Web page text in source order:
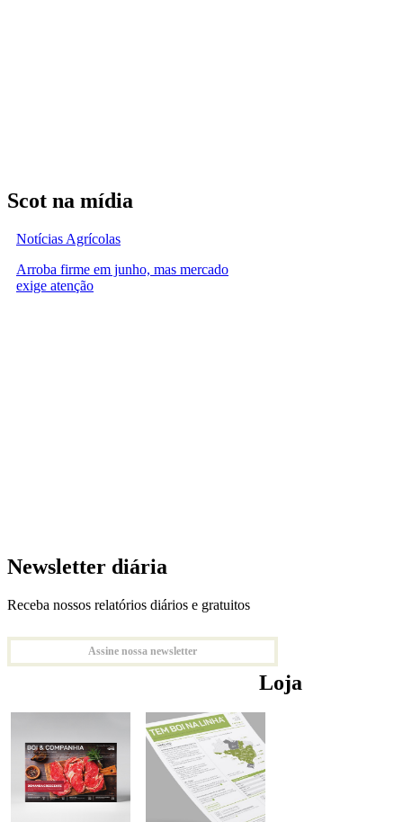
Scot na mídia
Notícias Agrícolas
Arroba firme em junho, mas mercado
exige atenção
Newsletter diária
Receba nossos relatórios diários e gratuitos
Assine nossa newsletter
Loja